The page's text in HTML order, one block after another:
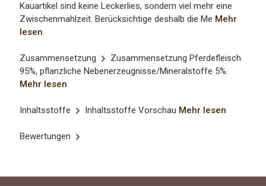
Kauartikel sind keine Leckerlies, sondern viel mehr eine
Zwischenmahlzeit. Berücksichtige deshalb die Me Mehr
lesen
Zusammensetzung
Zusammensetzung Pferdefleisch
95%, pflanzliche Nebenerzeugnisse/Mineralstoffe 5%.
Mehr lesen
Inhaltsstoffe Inhaltsstoffe Vorschau Mehr lesen
Bewertungen